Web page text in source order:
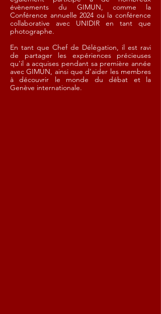
évènements du GIMUN, comme la
Conférence annuelle 2024 ou la conférence
collaborative avec UNIDIR en tant que
photographe.
En tant que Chef de Délégation, il est ravi
de partager les expériences précieuses
qu'il a acquises pendant sa première année
avec GIMUN, ainsi que d’aider les membres
à découvrir le monde du débat et la
Genève internationale.